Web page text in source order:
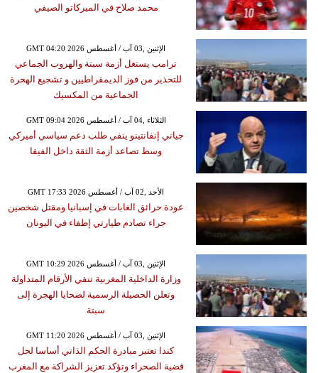
محمد صلاح في الميركاتو الصيفي
GMT 04:20 2026 الإثنين ,03 آب / أغسطس
ترامب يستغل أزمة سبتة والهروب الجماعي
للتحذير من فوز الديمقراطيين و تشجيع الهحرة
الجماعية من المكسيك
GMT 09:04 2026 الثلاثاء ,04 آب / أغسطس
جياني إنفانتينو ينفي طلب دعم سياسي أميركي
وسط تصاعد أزمة الثقة داخل الفيفا
GMT 17:33 2026 الأحد ,02 آب / أغسطس
عودة حرائق الغابات في إسبانيا ومقتل شخصين
جراء تصادم طيارتي إطفاء في اليونان
GMT 10:29 2026 الإثنين ,03 آب / أغسطس
وزارة الداخلية المغربية تنفي الأرقام المتداولة
وتعلن الحصيلة الرسمية لضحايا الهجرة إلى
سبتة
GMT 11:20 2026 الإثنين ,03 آب / أغسطس
كندا تعتبر مبادرة الحكم الذاتي أساسا لحل
قضية الصحراء وتؤكد تعزيز الشراكة مع المغرب